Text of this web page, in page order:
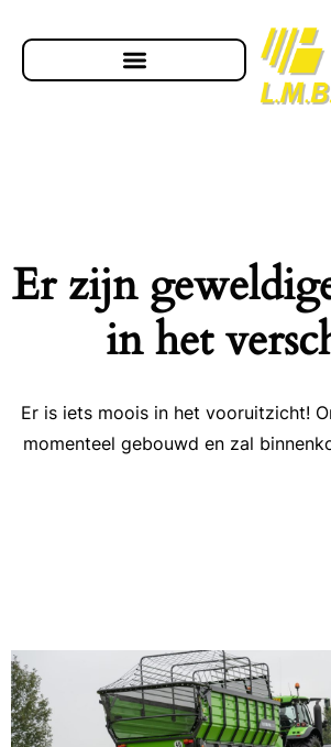
Er zijn
in het
Er is iets moois in het vooruitzicht!
momenteel gebouwd en zal